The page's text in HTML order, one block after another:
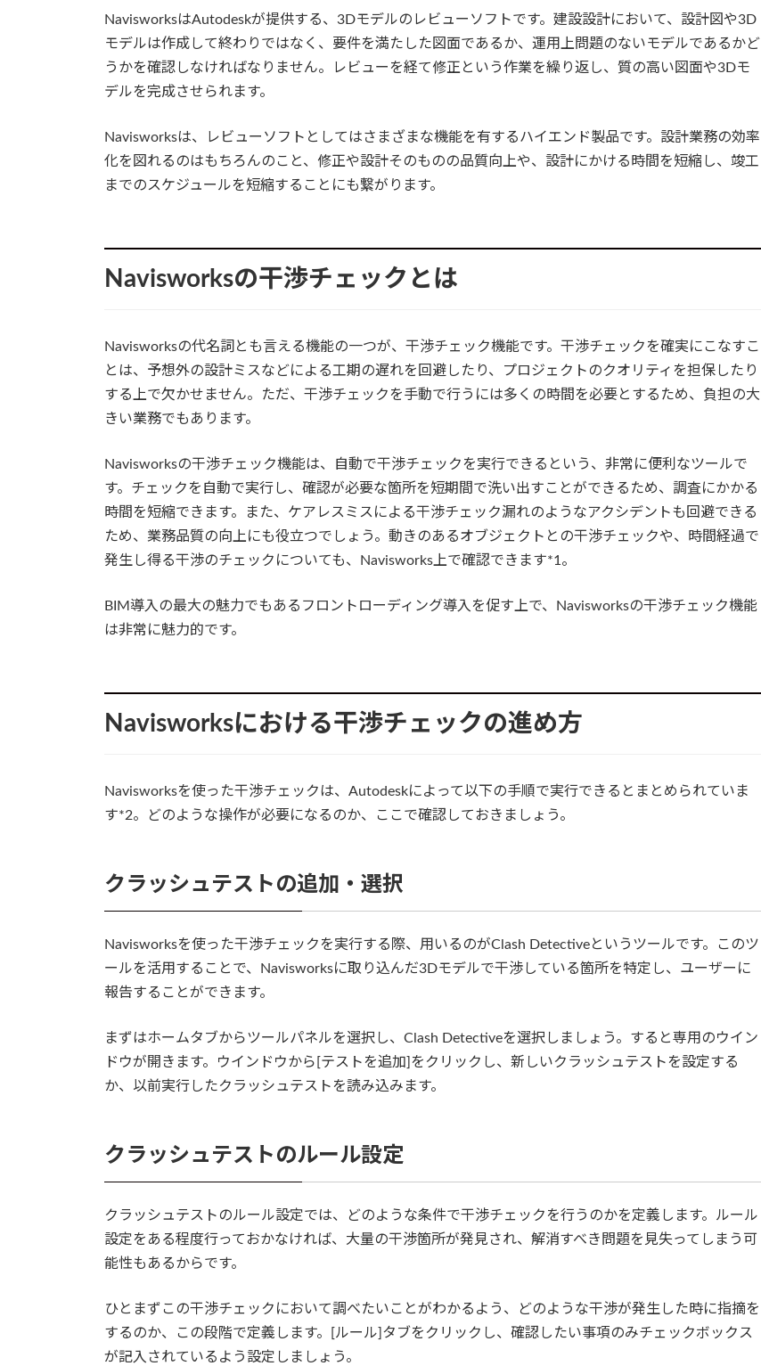
NavisworksはAutodeskが提供する、3Dモデルのレビューソフトです。建設設計において、設計図や3D
モデルは作成して終わりではなく、要件を満たした図面であるか、運用上問題のないモデルであるかど
うかを確認しなければなりません。レビューを経て修正という作業を繰り返し、質の高い図面や3Dモ
デルを完成させられます。
Navisworksは、レビューソフトとしてはさまざまな機能を有するハイエンド製品です。設計業務の効率
化を図れるのはもちろんのこと、修正や設計そのものの品質向上や、設計にかける時間を短縮し、竣工
までのスケジュールを短縮することにも繋がります。
Navisworksの干渉チェックとは
Navisworksの代名詞とも言える機能の一つが、干渉チェック機能です。干渉チェックを確実にこなすこ
とは、予想外の設計ミスなどによる工期の遅れを回避したり、プロジェクトのクオリティを担保したり
する上で欠かせません。ただ、干渉チェックを手動で行うには多くの時間を必要とするため、負担の大
きい業務でもあります。
Navisworksの干渉チェック機能は、自動で干渉チェックを実行できるという、非常に便利なツールで
す。チェックを自動で実行し、確認が必要な箇所を短期間で洗い出すことができるため、調査にかかる
時間を短縮できます。また、ケアレスミスによる干渉チェック漏れのようなアクシデントも回避できる
ため、業務品質の向上にも役立つでしょう。動きのあるオブジェクトとの干渉チェックや、時間経過で
発生し得る干渉のチェックについても、Navisworks上で確認できます*1。
BIM導入の最大の魅力でもあるフロントローディング導入を促す上で、Navisworksの干渉チェック機能
は非常に魅力的です。
Navisworksにおける干渉チェックの進め方
Navisworksを使った干渉チェックは、Autodeskによって以下の手順で実行できるとまとめられていま
す*2。どのような操作が必要になるのか、ここで確認しておきましょう。
クラッシュテストの追加・選択
Navisworksを使った干渉チェックを実行する際、用いるのがClash Detectiveというツールです。このツ
ールを活用することで、Navisworksに取り込んだ3Dモデルで干渉している箇所を特定し、ユーザーに
報告することができます。
まずはホームタブからツールパネルを選択し、Clash Detectiveを選択しましょう。すると専用のウイン
ドウが開きます。ウインドウから[テストを追加]をクリックし、新しいクラッシュテストを設定する
か、以前実行したクラッシュテストを読み込みます。
クラッシュテストのルール設定
クラッシュテストのルール設定では、どのような条件で干渉チェックを行うのかを定義します。ルール
設定をある程度行っておかなければ、大量の干渉箇所が発見され、解消すべき問題を見失ってしまう可
能性もあるからです。
ひとまずこの干渉チェックにおいて調べたいことがわかるよう、どのような干渉が発生した時に指摘を
するのか、この段階で定義します。[ルール]タブをクリックし、確認したい事項のみチェックボックス
が記入されているよう設定しましょう。